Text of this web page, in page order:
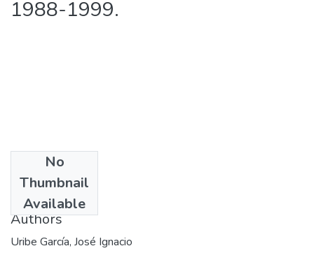
1988-1999.
No
Thumbnail
Available
2003-01
Authors
Uribe García, José Ignacio